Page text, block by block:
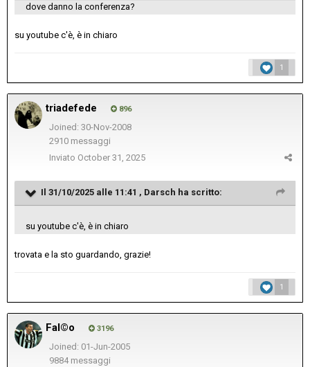
dove danno la conferenza?
su youtube c'è, è in chiaro
1
triadefede 896
Joined: 30-Nov-2008
2910 messaggi
Inviato October 31, 2025
Il 31/10/2025 alle 11:41 , Darsch ha scritto:
su youtube c'è, è in chiaro
trovata e la sto guardando, grazie!
1
Fal©o 3196
Joined: 01-Jun-2005
9884 messaggi